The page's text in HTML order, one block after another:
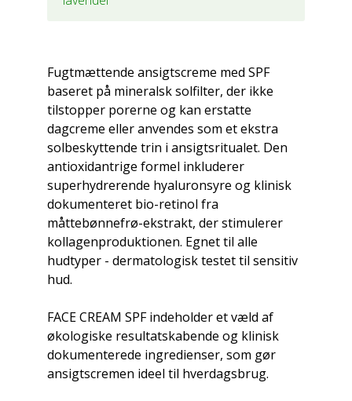
Fugtmættende ansigtscreme med SPF
baseret på mineralsk solfilter, der ikke
tilstopper porerne og kan erstatte
dagcreme eller anvendes som et ekstra
solbeskyttende trin i ansigtsritualet. Den
antioxidantrige formel inkluderer
superhydrerende hyaluronsyre og klinisk
dokumenteret bio-retinol fra
måttebønnefrø-ekstrakt, der stimulerer
kollagenproduktionen. Egnet til alle
hudtyper - dermatologisk testet til sensitiv
hud.
FACE CREAM SPF indeholder et væld af
økologiske resultatskabende og klinisk
dokumenterede ingredienser, som gør
ansigtscremen ideel til hverdagsbrug.